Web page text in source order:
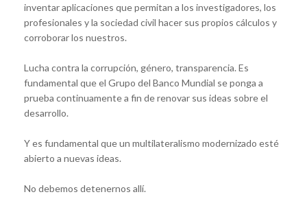
inventar aplicaciones que permitan a los investigadores, los
profesionales y la sociedad civil hacer sus propios cálculos y
corroborar los nuestros.
Lucha contra la corrupción, género, transparencia. Es
fundamental que el Grupo del Banco Mundial se ponga a
prueba continuamente a fin de renovar sus ideas sobre el
desarrollo.
Y es fundamental que un multilateralismo modernizado esté
abierto a nuevas ideas.
No debemos detenernos allí.